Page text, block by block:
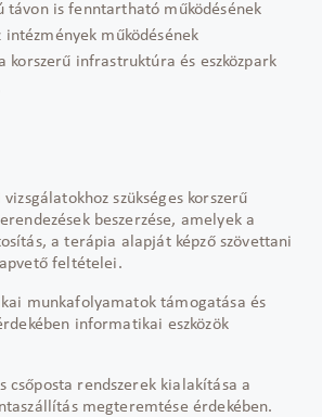
távon is fenntartható működésének
működésének
korszerű infrastruktúra és eszközpark
szükséges korszerű
beszerzése, amelyek a
a terápia alapját képző szövettani
feltételei.
munkafolyamatok támogatása és
informatikai eszközök
csőposta rendszerek kialakítása a
megteremtése érdekében.